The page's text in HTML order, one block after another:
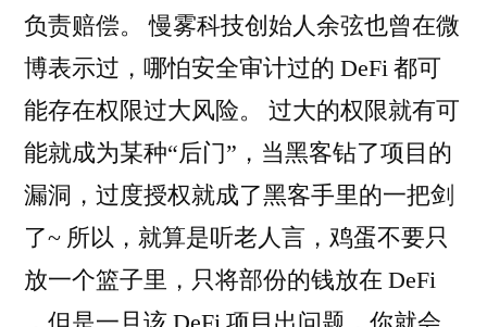
负责赔偿。 慢雾科技创始人余弦也曾在微
博表示过，哪怕安全审计过的 DeFi 都可
能存在权限过大风险。 过大的权限就有可
能就成为某种“后门”，当黑客钻了项目的
漏洞，过度授权就成了黑客手里的一把剑
了~ 所以，就算是听老人言，鸡蛋不要只
放一个篮子里，只将部份的钱放在 DeFi